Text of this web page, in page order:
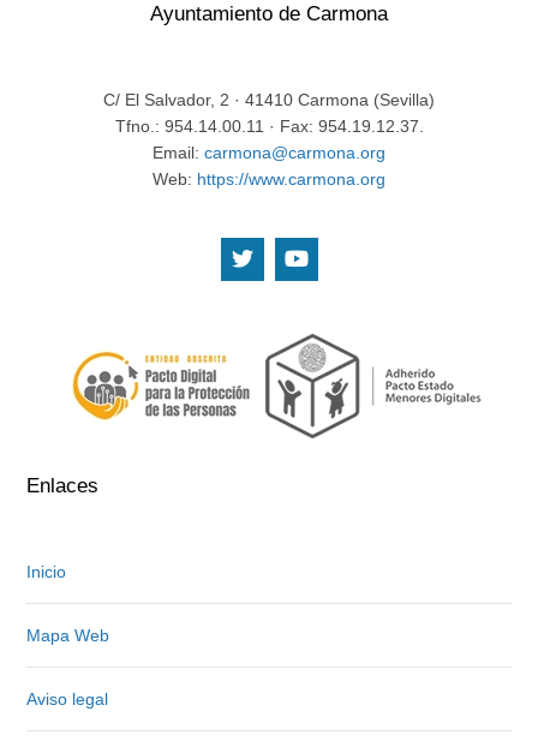
Ayuntamiento de Carmona
C/ El Salvador, 2 · 41410 Carmona (Sevilla)
Tfno.: 954.14.00.11 · Fax: 954.19.12.37.
Email: carmona@carmona.org
Web: https://www.carmona.org
Enlaces
Inicio
Mapa Web
Aviso legal